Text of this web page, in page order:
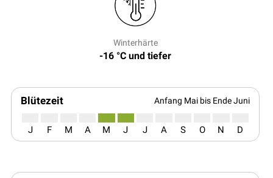
Winterhärte
-16 °C und tiefer
Blütezeit Anfang Mai bis Ende Juni
J F M A M J J A S O N D